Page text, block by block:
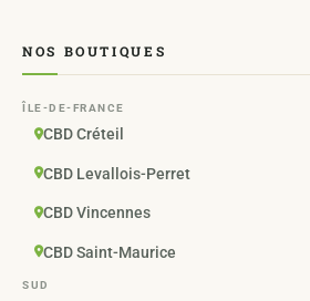
NOS BOUTIQUES
ÎLE-DE-FRANCE
CBD Créteil
CBD Levallois-Perret
CBD Vincennes
CBD Saint-Maurice
SUD